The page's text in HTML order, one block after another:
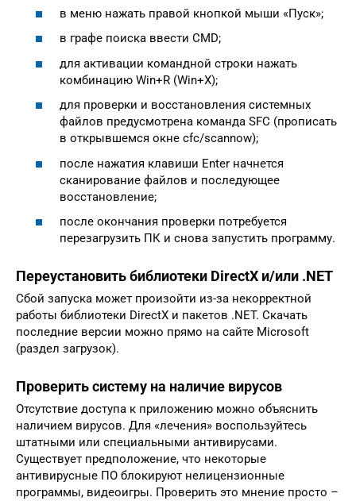
в меню нажать правой кнопкой мыши «Пуск»;
в графе поиска ввести CMD;
для активации командной строки нажать
комбинацию Win+R (Win+X);
для проверки и восстановления системных
файлов предусмотрена команда SFC (прописать
в открывшемся окне cfc/scannow);
после нажатия клавиши Enter начнется
сканирование файлов и последующее
восстановление;
после окончания проверки потребуется
перезагрузить ПК и снова запустить программу.
Переустановить библиотеки DirectX и/или .NET
Сбой запуска может произойти из-за некорректной
работы библиотеки DirectX и пакетов .NET. Скачать
последние версии можно прямо на сайте Microsoft
(раздел загрузок).
Проверить систему на наличие вирусов
Отсутствие доступа к приложению можно объяснить
наличием вирусов. Для «лечения» воспользуйтесь
штатными или специальными антивирусами.
Существует предположение, что некоторые
антивирусные ПО блокируют нелицензионные
программы, видеоигры. Проверить это мнение просто –